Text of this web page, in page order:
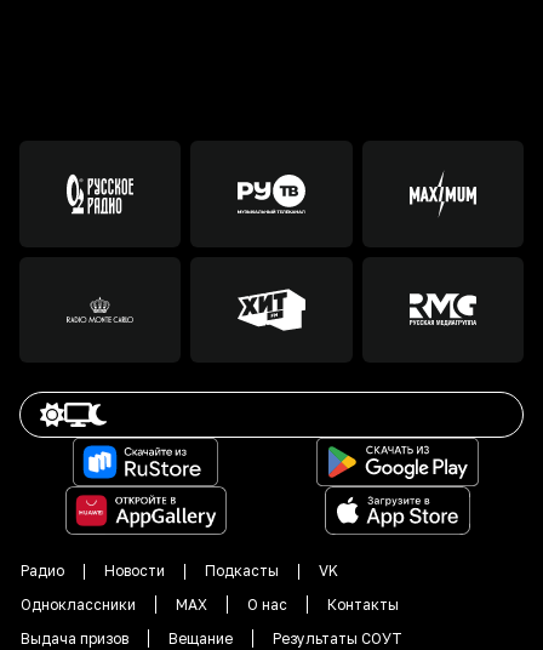
Радио Новости Подкасты
VK
Одноклассники
MAX О нас
Контакты
Выдача призов
Вещание Результаты СОУТ